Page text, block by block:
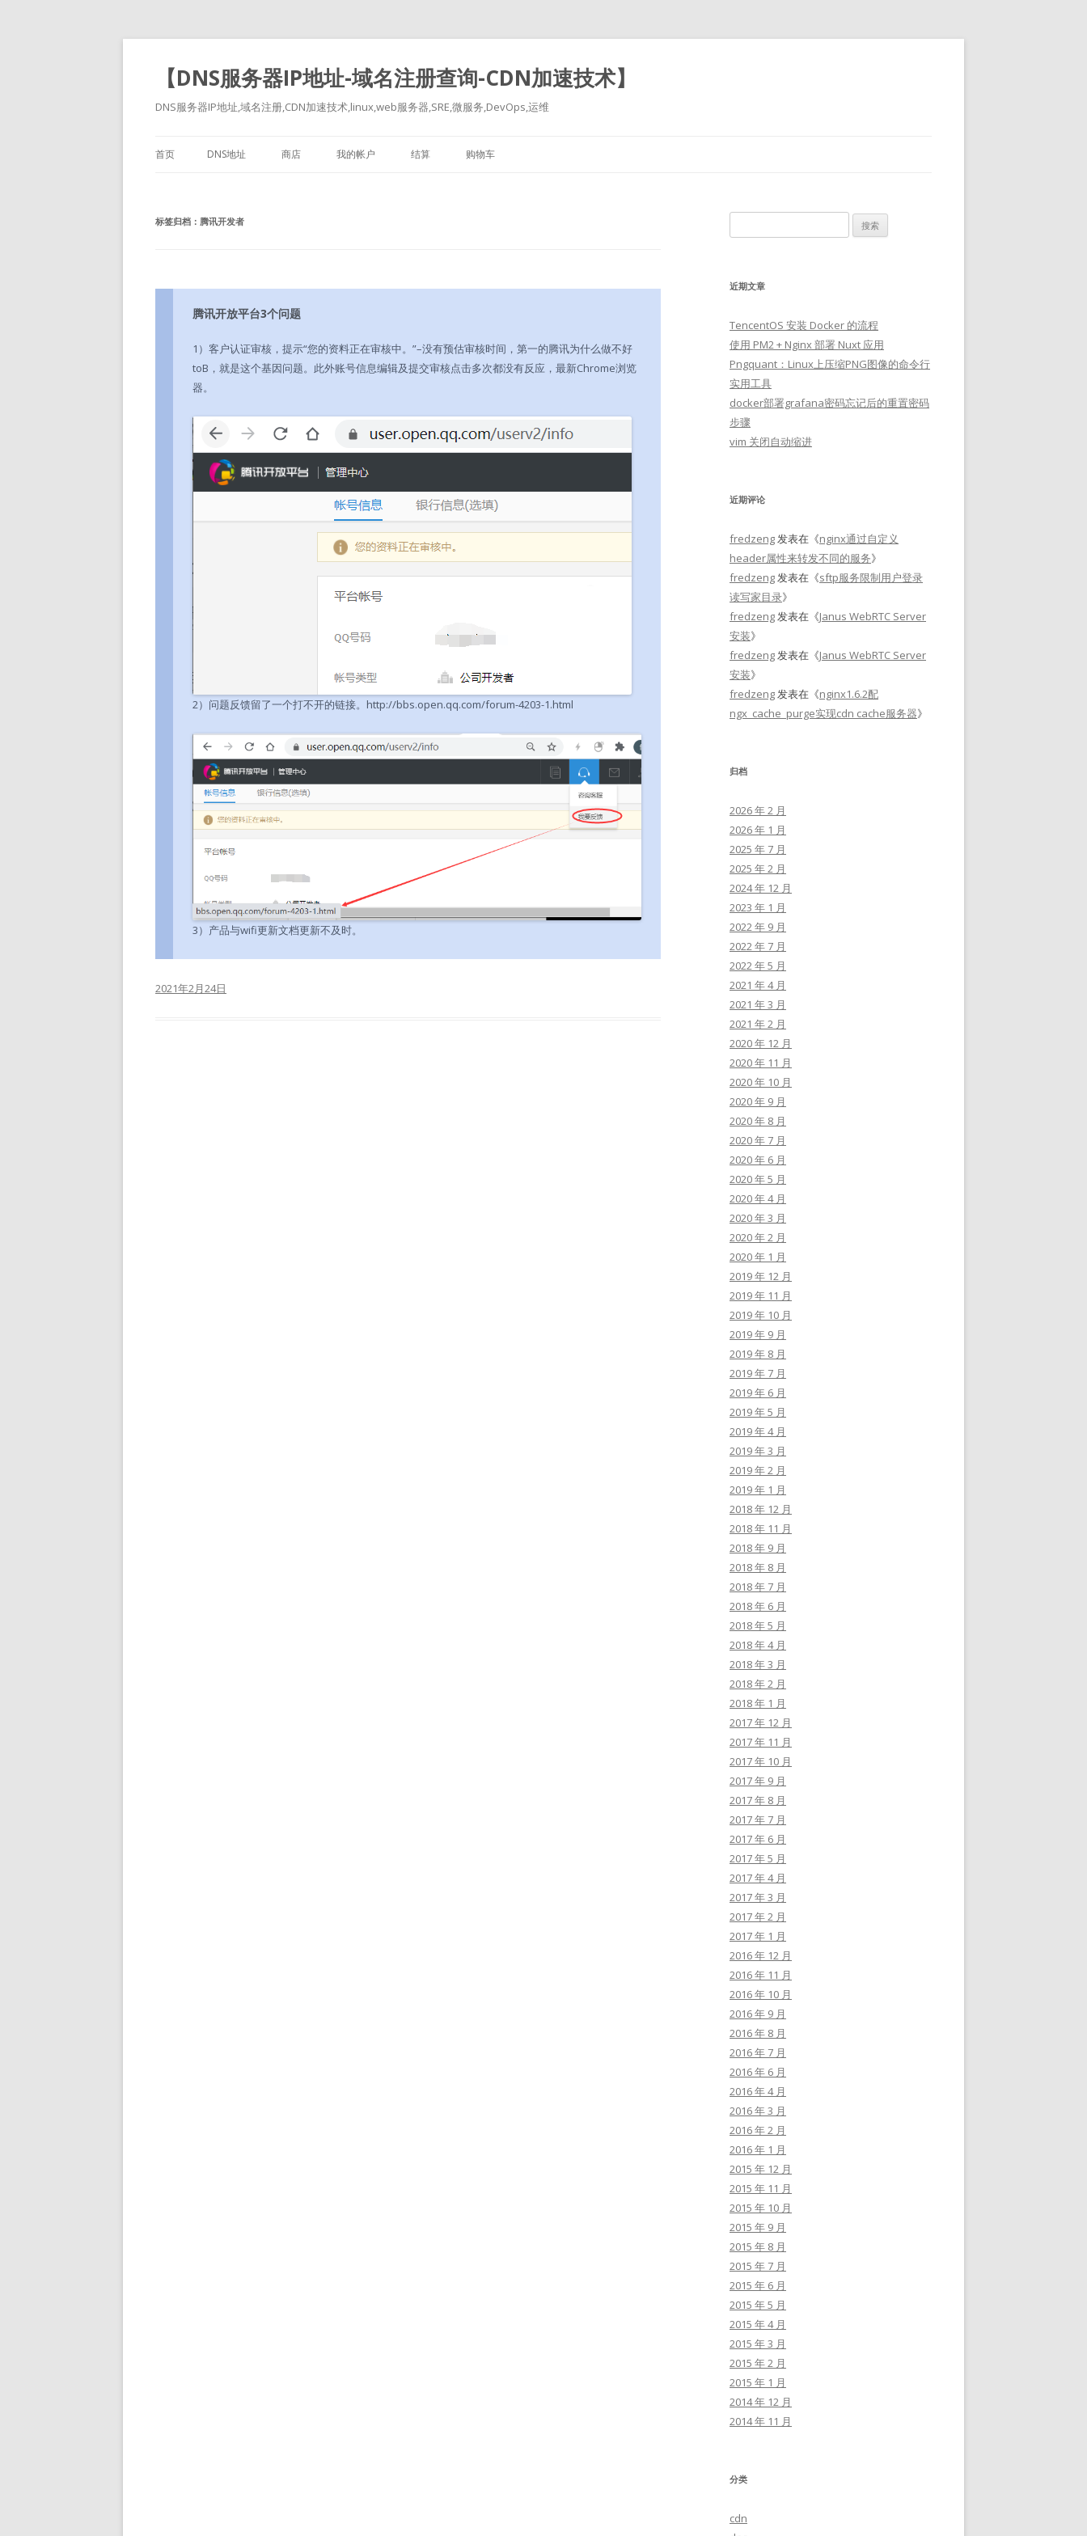
【DNS服务器IP地址-域名注册查询-CDN加速技术】
DNS服务器IP地址,域名注册,CDN加速技术,linux,web服务器,SRE,微服务,DevOps,运维
首页 DNS地址 商店 我的帐户 结算 购物车
标签归档： 腾讯开发者
腾讯开放平台3个问题
1）客户认证审核，提示“您的资料正在审核中。”–没有预估审核时间，第一的腾讯为什么做不好
toB，就是这个基因问题。此外账号信息编辑及提交审核点击多次都没有反应，最新Chrome浏览
器。
2）问题反馈留了一个打不开的链接。http://bbs.open.qq.com/forum-4203-1.html
3）产品与wifi更新文档更新不及时。
2021年2月24日
索：
近期文章
TencentOS 安装 Docker 的流程
使用 PM2 + Nginx 部署 Nuxt 应用
Pngquant：Linux上压缩PNG图像的命令行
实用工具
docker部署grafana密码忘记后的重置密码
步骤
vim 关闭自动缩进
近期评论
fredzeng发表在《nginx通过自定义
header属性来转发不同的服务》
fredzeng发表在《sftp服务限制用户登录
读写家目录》
fredzeng发表在《Janus WebRTC Server
安装》
fredzeng发表在《Janus WebRTC Server
安装》
fredzeng发表在《nginx1.6.2配
ngx_cache_purge实现cdn cache服务器》
归档
2026 年 2 月
2026 年 1 月
2025 年 7 月
2025 年 2 月
2024 年 12 月
2023 年 1 月
2022 年 9 月
2022 年 7 月
2022 年 5 月
2021 年 4 月
2021 年 3 月
2021 年 2 月
2020 年 12 月
2020 年 11 月
2020 年 10 月
2020 年 9 月
2020 年 8 月
2020 年 7 月
2020 年 6 月
2020 年 5 月
2020 年 4 月
2020 年 3 月
2020 年 2 月
2020 年 1 月
2019 年 12 月
2019 年 11 月
2019 年 10 月
2019 年 9 月
2019 年 8 月
2019 年 7 月
2019 年 6 月
2019 年 5 月
2019 年 4 月
2019 年 3 月
2019 年 2 月
2019 年 1 月
2018 年 12 月
2018 年 11 月
2018 年 9 月
2018 年 8 月
2018 年 7 月
2018 年 6 月
2018 年 5 月
2018 年 4 月
2018 年 3 月
2018 年 2 月
2018 年 1 月
2017 年 12 月
2017 年 11 月
2017 年 10 月
2017 年 9 月
2017 年 8 月
2017 年 7 月
2017 年 6 月
2017 年 5 月
2017 年 4 月
2017 年 3 月
2017 年 2 月
2017 年 1 月
2016 年 12 月
2016 年 11 月
2016 年 10 月
2016 年 9 月
2016 年 8 月
2016 年 7 月
2016 年 6 月
2016 年 4 月
2016 年 3 月
2016 年 2 月
2016 年 1 月
2015 年 12 月
2015 年 11 月
2015 年 10 月
2015 年 9 月
2015 年 8 月
2015 年 7 月
2015 年 6 月
2015 年 5 月
2015 年 4 月
2015 年 3 月
2015 年 2 月
2015 年 1 月
2014 年 12 月
2014 年 11 月
分类
cdn